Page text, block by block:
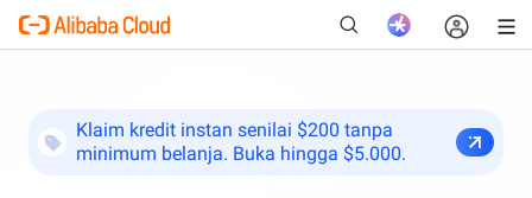
Klaim kredit instan senilai $200 tanpa
minimum belanja. Buka hingga $5.000.